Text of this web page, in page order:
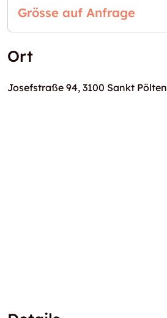
Grösse auf Anfrage
Ort
Josefstraße 94, 3100 Sankt Pölten